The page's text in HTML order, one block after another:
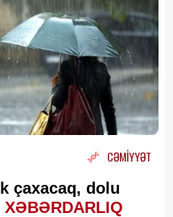
CƏMİYYƏT
çaxacaq, dolu